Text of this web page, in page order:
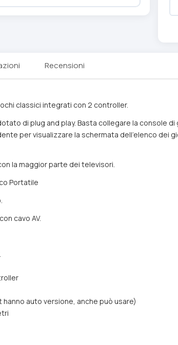
Recensioni
classici integrati con 2 controller.
di plug and play. Basta collegare la console
per visualizzare la schermata dell'elenco dei
la maggior parte dei televisori.
Portatile
cavo AV.
hanno auto versione, anche può usare)